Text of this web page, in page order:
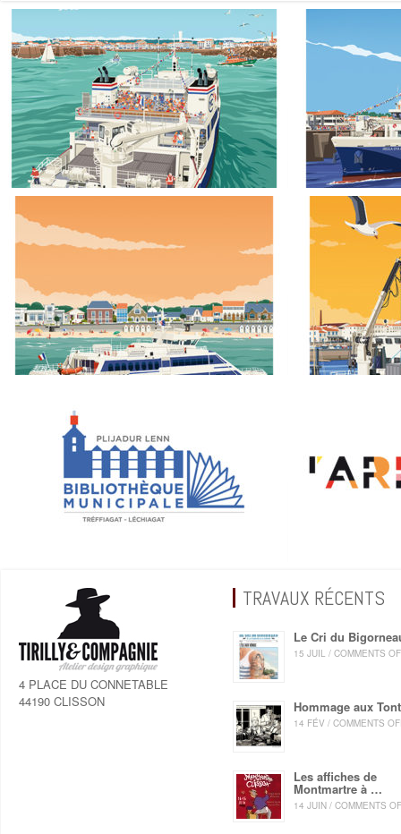
4 PLACE DU CONNETABLE
44190 CLISSON
TRAVAUX RÉCENTS
Le Cri du
15 JUIL / COMMENTS
Hommage aux
14 FÉV / COMMENTS
Les affiches de
Montmartre à …
14 JUIN / COMMENTS